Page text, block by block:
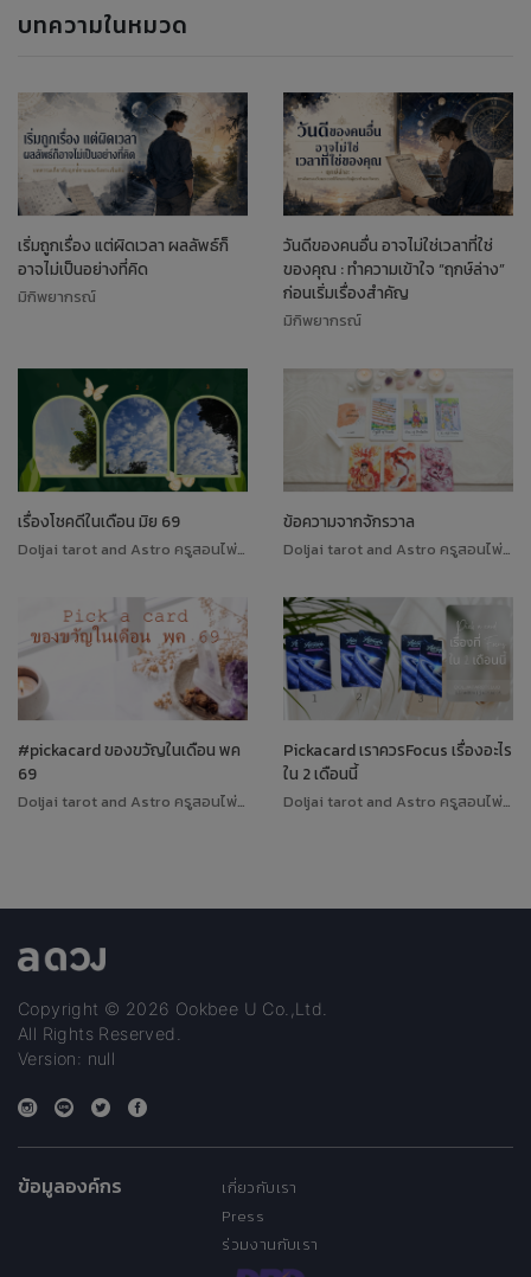
บทความในหมวด
เริ่มถูกเรื่อง แต่ผิดเวลา ผลลัพธ์ก็
อาจไม่เป็นอย่างที่คิด
มิกิพยากรณ์
วันดีของคนอื่น อาจไม่ใช่เวลาที่ใช่
ของคุณ : ทำความเข้าใจ “ฤกษ์ล่าง”
ก่อนเริ่มเรื่องสำคัญ
มิกิพยากรณ์
เรื่องโชคดีในเดือน มิย 69
Doljai tarot and Astro ครูสอนไพ่ทาโรต์
ข้อความจากจักรวาล
Doljai tarot and Astro ครูสอนไพ่ทาโรต์
#pickacard ของขวัญในเดือน พค
69
Doljai tarot and Astro ครูสอนไพ่ทาโรต์
Pickacard เราควรFocus เรื่องอะไร
ใน 2 เดือนนี้
Doljai tarot and Astro ครูสอนไพ่ทาโรต์
Copyright © 2026 Ookbee U Co.,Ltd.
All Rights Reserved.
Version: null
ข้อมูลองค์กร
เกี่ยวกับเรา
Press
ร่วมงานกับเรา